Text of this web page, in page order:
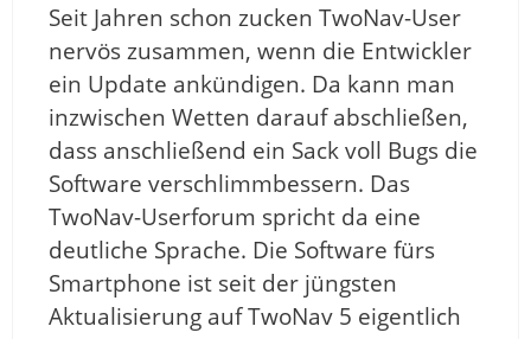
Seit Jahren schon zucken TwoNav-User
nervös zusammen, wenn die Entwickler
ein Update ankündigen. Da kann man
inzwischen Wetten darauf abschließen,
dass anschließend ein Sack voll Bugs die
Software verschlimmbessern. Das
TwoNav-Userforum spricht da eine
deutliche Sprache. Die Software fürs
Smartphone ist seit der jüngsten
Aktualisierung auf TwoNav 5 eigentlich